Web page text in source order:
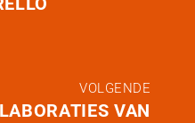
VOLGENDE
VAN